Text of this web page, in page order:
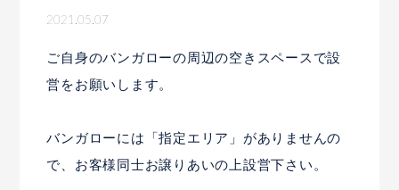
2021.05.07
ご自身のバンガローの周辺の空きスペースで設
営をお願いします。
バンガローには「指定エリア」がありませんの
で、お客様同士お譲りあいの上設営下さい。